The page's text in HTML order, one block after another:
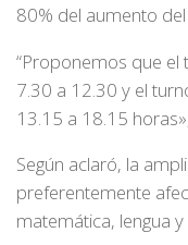
80% del aumento
“Proponemos que
7.30 a 12.30 y el
13.15 a 18.15
Según aclaró, la
preferentemente
matemática, lengua y